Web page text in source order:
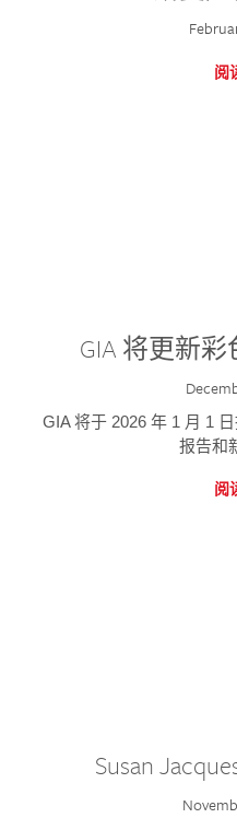
阅
GIA 将更新
GIA 将于 2026 年 1 月 1
报告和
阅
Susan